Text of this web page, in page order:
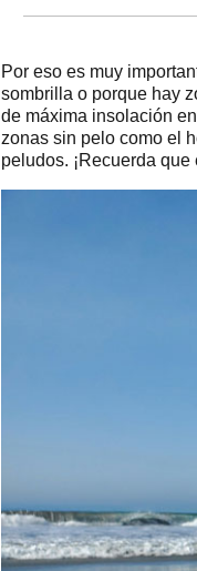
Por eso es muy
sombrilla o porque hay
de máxima insolación
zonas sin pelo como el
peludos. ¡Recuerda